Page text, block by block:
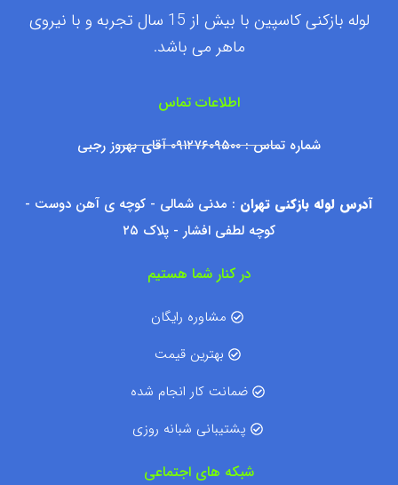
لوله بازکنی کاسپین با بیش از 15 سال تجربه و با نیروی
ماهر می باشد.
اطلاعات تماس
شماره تماس : ۰۹۱۲۷۶۰۹۵۰۰ آقای بهروز رجبی
آدرس لوله بازکنی تهران : مدنی شمالی - کوچه ی آهن دوست -
کوچه لطفی افشار - پلاک ۲۵
در کنار شما هستیم
مشاوره رایگان
بهترین قیمت
ضمانت کار انجام شده
پشتیبانی شبانه روزی
شبکه های اجتماعی